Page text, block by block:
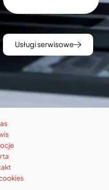
Usługi serwisowe